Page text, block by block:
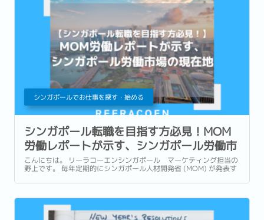
シンガポールでお仕事を探す・始める
シンガポール転職を目指す方必見！MOM
労働レポートが示す、シンガポール労働市
場の現在地
こんにちは。 リーラコーエンシンガポール マーケティング担当の
野上です。 毎年定期的にシンガポール人材開発省 (MOM) が発表す
る労働レポートは、雇用・賃金・失業率・労働参加率の観点から
様々な情報を読み解くことができる当地の労働市場の全体像を示す